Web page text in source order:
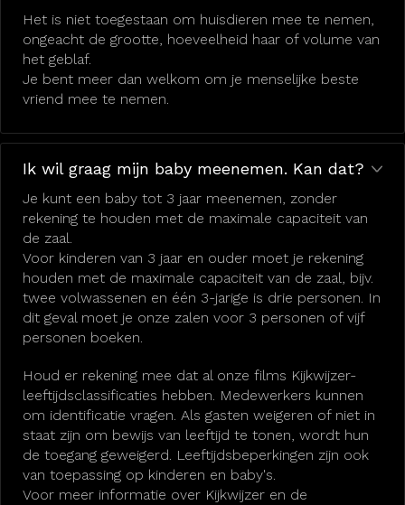
Het is niet toegestaan om huisdieren mee te nemen,
ongeacht de grootte, hoeveelheid haar of volume van
het geblaf.
Je bent meer dan welkom om je menselijke beste
vriend mee te nemen.
Ik wil graag mijn baby meenemen. Kan dat?
Je kunt een baby tot 3 jaar meenemen, zonder
rekening te houden met de maximale capaciteit van
de zaal.
Voor kinderen van 3 jaar en ouder moet je rekening
houden met de maximale capaciteit van de zaal, bijv.
twee volwassenen en één 3-jarige is drie personen. In
dit geval moet je onze zalen voor 3 personen of vijf
personen boeken.
Houd er rekening mee dat al onze films Kijkwijzer-
leeftijdsclassificaties hebben. Medewerkers kunnen
om identificatie vragen. Als gasten weigeren of niet in
staat zijn om bewijs van leeftijd te tonen, wordt hun
de toegang geweigerd. Leeftijdsbeperkingen zijn ook
van toepassing op kinderen en baby's.
Voor meer informatie over Kijkwijzer en de